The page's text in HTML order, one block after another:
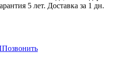
5 лет. Доставка за 1 дн.
Позвонить